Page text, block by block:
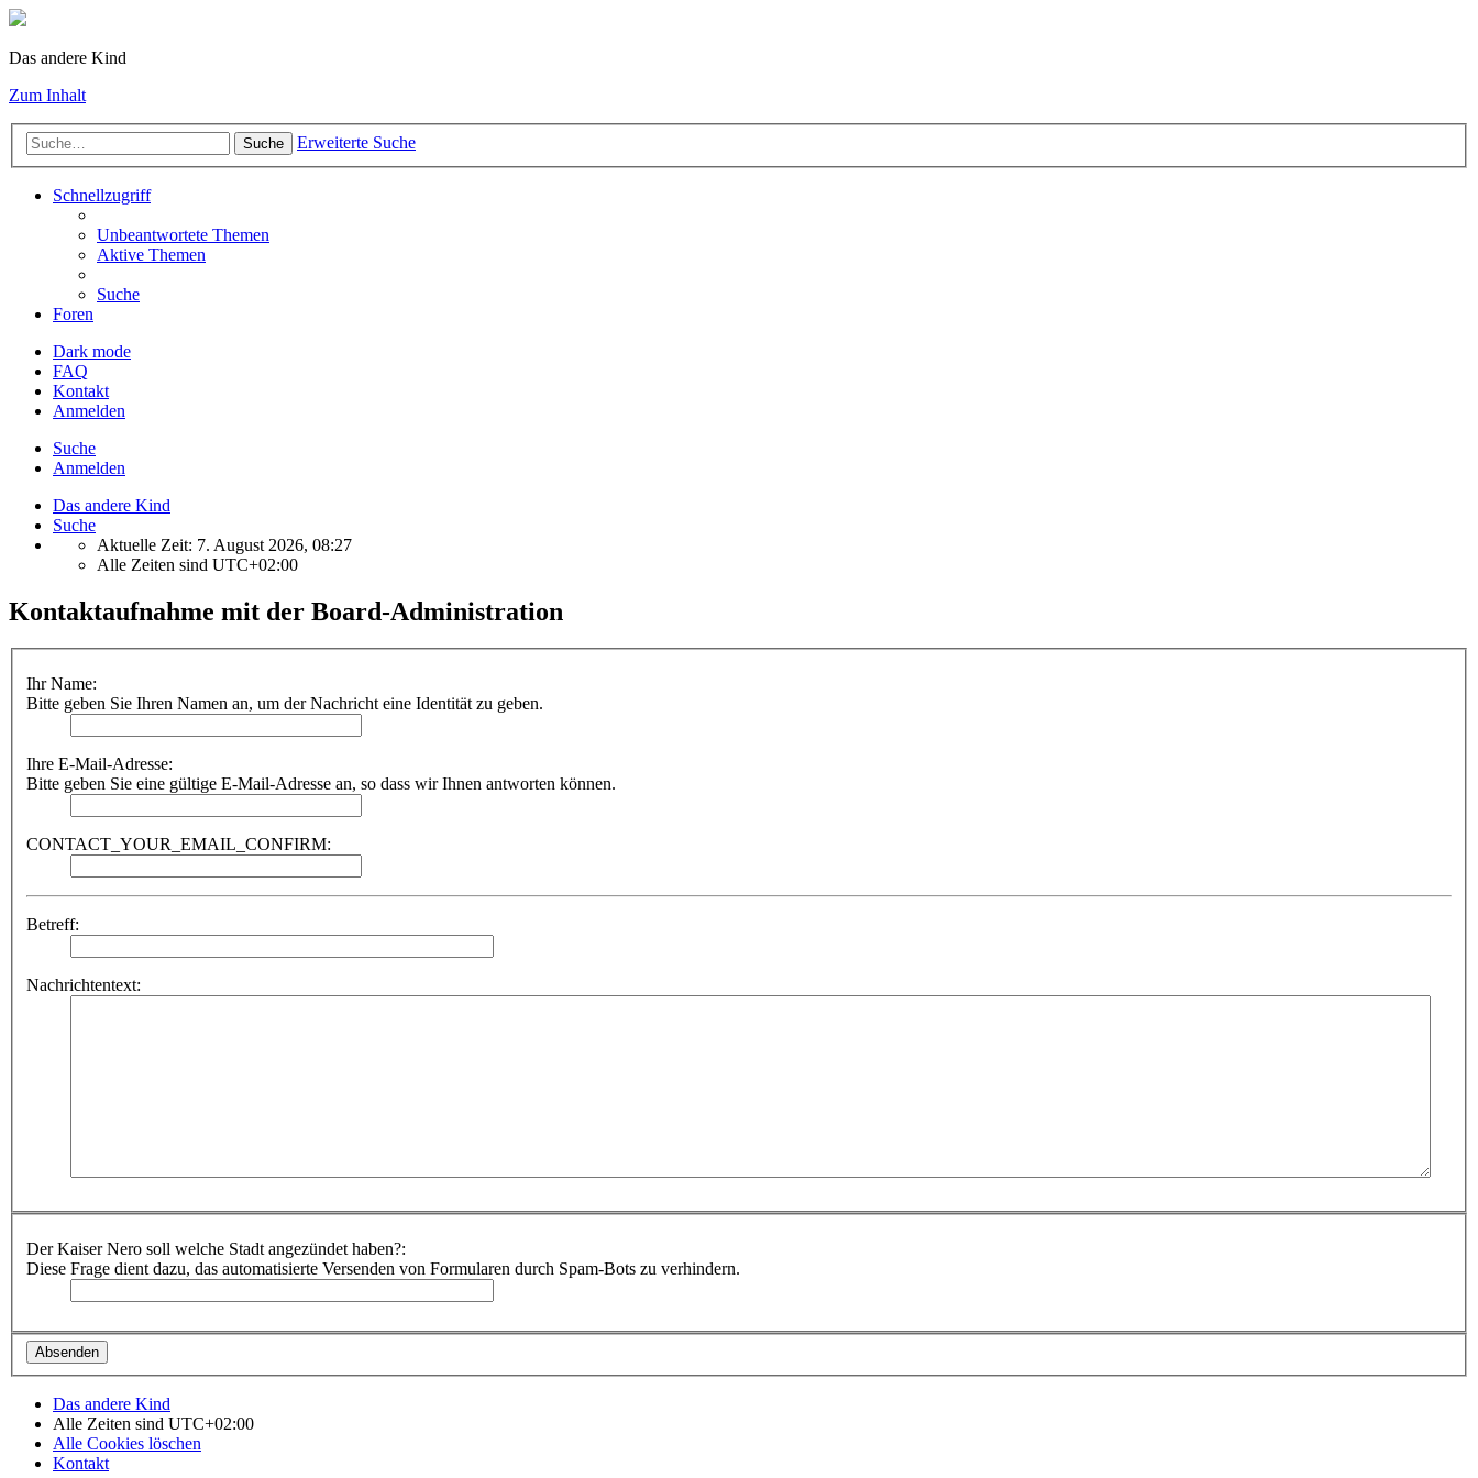
Das andere Kind
Zum Inhalt
Suche Erweiterte Suche
Schnellzugriff
Unbeantwortete Themen
Aktive Themen
Suche
Foren
Dark mode
FAQ
Kontakt
Anmelden
Suche
Anmelden
Das andere Kind
Suche
Aktuelle Zeit: 7. August 2026, 08:27
Alle Zeiten sind UTC+02:00
Kontaktaufnahme mit der Board-Administration
Ihr Name:
Bitte geben Sie Ihren Namen an, um der Nachricht eine Identität zu geben.
Ihre E-Mail-Adresse:
Bitte geben Sie eine gültige E-Mail-Adresse an, so dass wir Ihnen antworten können.
CONTACT_YOUR_EMAIL_CONFIRM:
Betreff:
Nachrichtentext:
Der Kaiser Nero soll welche Stadt angezündet haben?:
Diese Frage dient dazu, das automatisierte Versenden von Formularen durch Spam-Bots zu verhindern.
Das andere Kind
Alle Zeiten sind UTC+02:00
Alle Cookies löschen
Kontakt